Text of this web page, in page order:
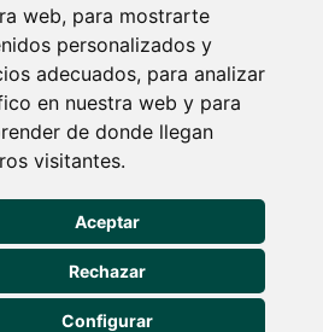
web, para mostrarte
personalizados y
adecuados, para analizar
en nuestra web y para
de donde llegan
visitantes.
Aceptar
Rechazar
Configurar
de 10:00 a 20:00
IPAO Marqués de Vadillo
C/ General